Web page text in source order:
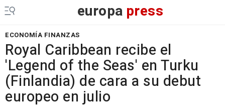
europa press
ECONOMÍA FINANZAS
Royal Caribbean recibe el
'Legend of the Seas' en Turku
(Finlandia) de cara a su debut
europeo en julio